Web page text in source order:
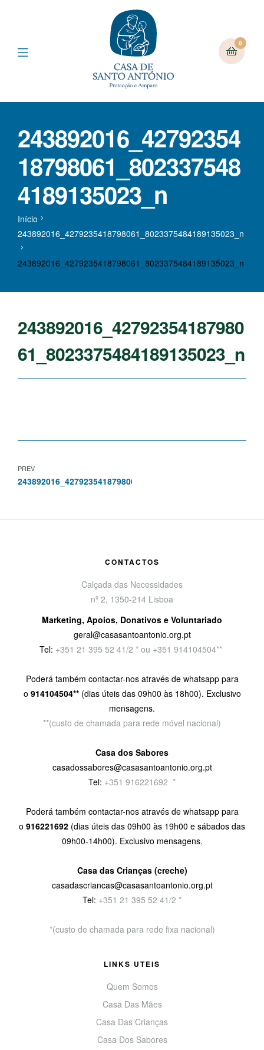
0
243892016_42792354
18798061_802337548
4189135023_n
Início
243892016_4279235418798061_8023375484189135023_n
243892016_4279235418798061_8023375484189135023_n
243892016_42792354187980
61_8023375484189135023_n
PREV
243892016_4279235418798061_8023375484189135023_n
CONTACTOS
Calçada das Necessidades
nº 2, 1350-214 Lisboa
Marketing, Apoios, Donativos e Voluntariado
geral@casasantoantonio.org.pt
Tel: +351 21 395 52 41/2 * ou +351 914104504**
Poderá também contactar-nos através de whatsapp para
o 914104504** (dias úteis das 09h00 às 18h00). Exclusivo
mensagens.
**(custo de chamada para rede móvel nacional)
Casa dos Sabores
casadossabores@casasantoantonio.org.pt
Tel: +351 916221692 *
Poderá também contactar-nos através de whatsapp para
o 916221692 (dias úteis das 09h00 às 19h00 e sábados das
09h00-14h00). Exclusivo mensagens.
Casa das Crianças (creche)
casadascriancas@casasantoantonio.org.pt
Tel: +351 21 395 52 41/2 *
*(custo de chamada para rede fixa nacional)
LINKS UTEIS
Quem Somos
Casa Das Mães
Casa Das Crianças
Casa Dos Sabores